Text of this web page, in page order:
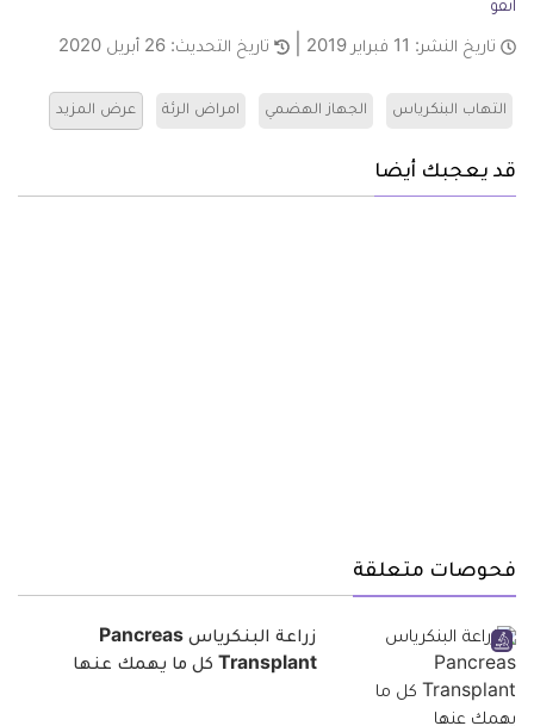
انفو
تاريخ النشر: 11 فبراير 2019 تاريخ التحديث: 26 أبريل 2020
التهاب البنكرياس الجهاز الهضمي امراض الرئة عرض المزيد
قد يعجبك أيضا
فحوصات متعلقة
زراعة البنكرياس Pancreas
Transplant كل ما يهمك عنها